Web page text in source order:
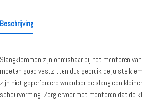
Beschrijving
Slangklemmen zijn onmisbaar bij het monteren
moeten goed vastzitten dus gebruik de juiste
zijn niet geperforeerd waardoor de slang een
scheurvorming. Zorg ervoor met monteren dat de